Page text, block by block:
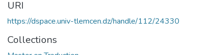
URI
https://dspace.univ-tlemcen.dz/handle/112/24330
Collections